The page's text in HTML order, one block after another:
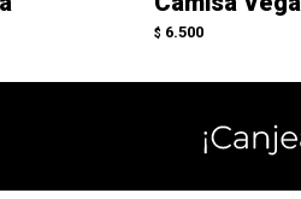
$ 6.500